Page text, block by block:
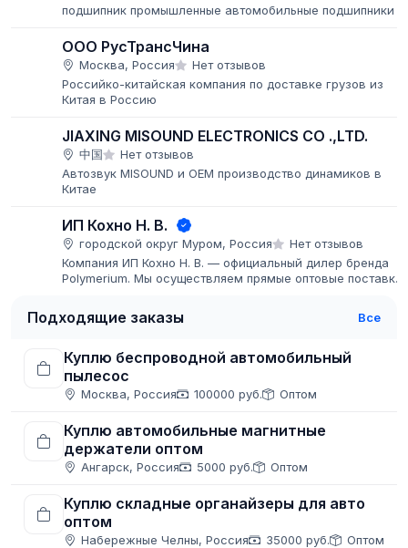
подшипник промышленные автомобильные подшипники
ООО РусТрансЧина
Москва, Россия
Нет отзывов
Российко-китайская компания по доставке грузов из
Китая в Россию
JIAXING MISOUND ELECTRONICS CO .,LTD.
中国
Нет отзывов
Автозвук MISOUND и ОЕМ производство динамиков в
Китае
ИП Кохно Н. В.
городской округ Муром, Россия
Нет отзывов
Компания ИП Кохно Н. В. — официальный дилер бренда
Polymerium. Мы осуществляем прямые оптовые поставки
Подходящие заказы Все
Куплю беспроводной автомобильный
пылесос
Москва, Россия 100000 руб. Оптом
Куплю автомобильные магнитные
держатели оптом
Ангарск, Россия 5000 руб. Оптом
Куплю складные органайзеры для авто
оптом
Набережные Челны, Россия 35000 руб. Оптом